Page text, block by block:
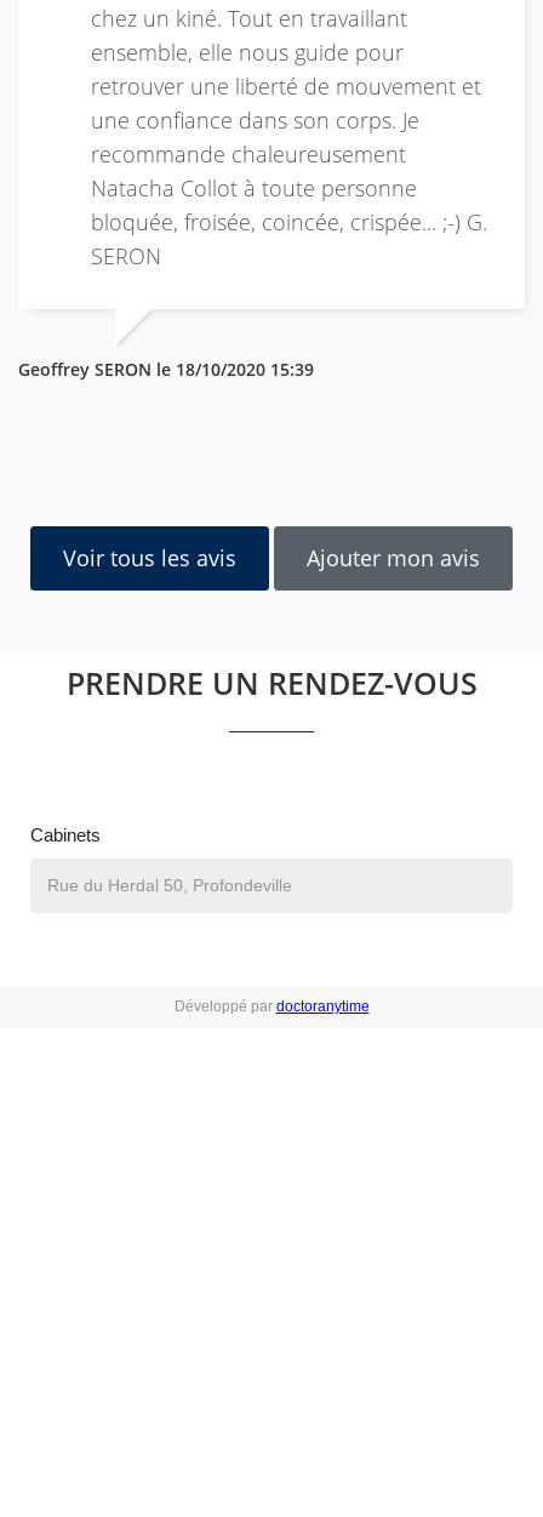
chez un kiné. Tout en travaillant
ensemble, elle nous guide pour
retrouver une liberté de mouvement et
une confiance dans son corps. Je
recommande chaleureusement
Natacha Collot à toute personne
bloquée, froisée, coincée, crispée... ;-) G.
SERON
Geoffrey SERON le 18/10/2020 15:39
Voir tous les avis Ajouter mon avis
PRENDRE UN RENDEZ-VOUS